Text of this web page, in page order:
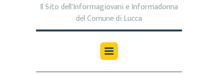
Il Sito dell'Informagiovani e Informadonna
del Comune di Lucca